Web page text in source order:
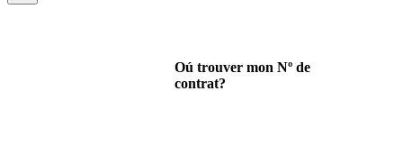
Oú trouver mon Nº de
contrat?